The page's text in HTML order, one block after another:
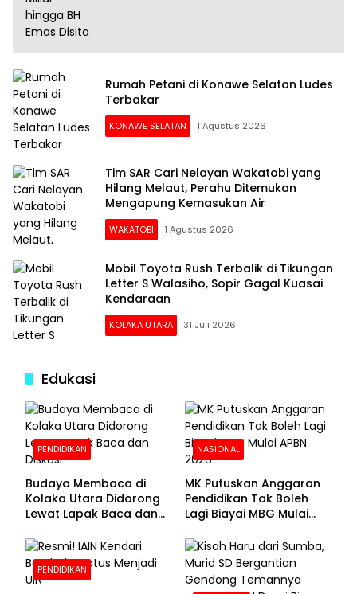
Rumah Petani di Konawe Selatan Ludes
Terbakar
KONAWE SELATAN 1 Agustus 2026
Tim SAR Cari Nelayan Wakatobi yang
Hilang Melaut, Perahu Ditemukan
Mengapung Kemasukan Air
WAKATOBI 1 Agustus 2026
Mobil Toyota Rush Terbalik di Tikungan
Letter S Walasiho, Sopir Gagal Kuasai
Kendaraan
KOLAKA UTARA 31 Juli 2026
Edukasi
PENDIDIKAN
Budaya Membaca di
Kolaka Utara Didorong
Lewat Lapak Baca dan
NASIONAL
MK Putuskan Anggaran
Pendidikan Tak Boleh
Lagi Biayai MBG Mulai
PENDIDIKAN